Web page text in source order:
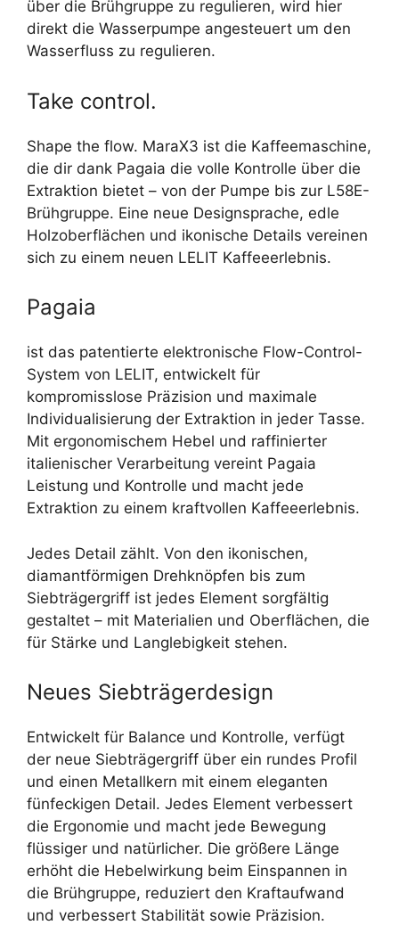
über die Brühgruppe zu regulieren, wird hier
direkt die Wasserpumpe angesteuert um den
Wasserfluss zu regulieren.
Take control.
Shape the flow. MaraX3 ist die Kaffeemaschine,
die dir dank Pagaia die volle Kontrolle über die
Extraktion bietet – von der Pumpe bis zur L58E-
Brühgruppe. Eine neue Designsprache, edle
Holzoberflächen und ikonische Details vereinen
sich zu einem neuen LELIT Kaffeeerlebnis.
Pagaia
ist das patentierte elektronische Flow-Control-
System von LELIT, entwickelt für
kompromisslose Präzision und maximale
Individualisierung der Extraktion in jeder Tasse.
Mit ergonomischem Hebel und raffinierter
italienischer Verarbeitung vereint Pagaia
Leistung und Kontrolle und macht jede
Extraktion zu einem kraftvollen Kaffeeerlebnis.
Jedes Detail zählt. Von den ikonischen,
diamantförmigen Drehknöpfen bis zum
Siebträgergriff ist jedes Element sorgfältig
gestaltet – mit Materialien und Oberflächen, die
für Stärke und Langlebigkeit stehen.
Neues Siebträgerdesign
Entwickelt für Balance und Kontrolle, verfügt
der neue Siebträgergriff über ein rundes Profil
und einen Metallkern mit einem eleganten
fünfeckigen Detail. Jedes Element verbessert
die Ergonomie und macht jede Bewegung
flüssiger und natürlicher. Die größere Länge
erhöht die Hebelwirkung beim Einspannen in
die Brühgruppe, reduziert den Kraftaufwand
und verbessert Stabilität sowie Präzision.